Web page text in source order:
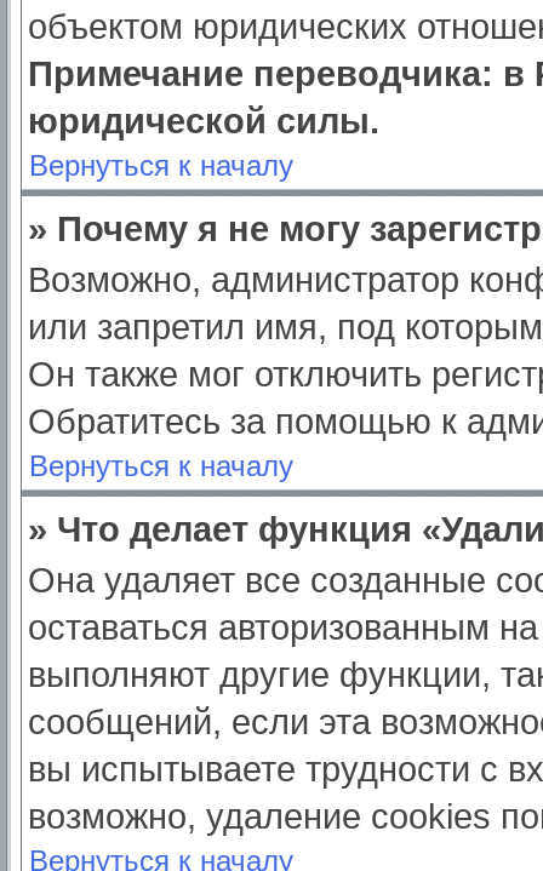
объектом юридических
Примечание переводчика: в
юридической силы.
Вернуться к началу
» Почему я не могу
Возможно, администратор
или запретил имя, под
Он также мог отключить
Обратитесь за помощью к
Вернуться к началу
» Что делает функция
Она удаляет все созданные
оставаться авторизованным
выполняют другие функции,
сообщений, если эта
вы испытываете трудности с
возможно, удаление cookies
Вернуться к началу